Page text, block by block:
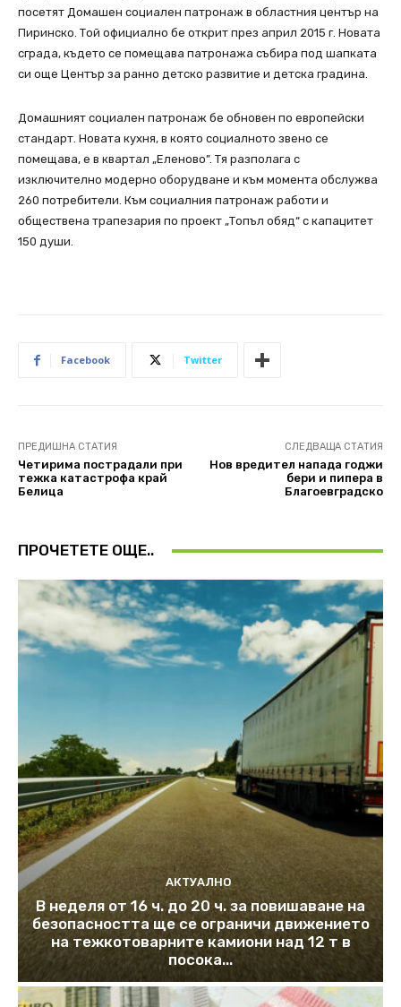
посетят Домашен социален патронаж в областния център на
Пиринско. Той официално бе открит през април 2015 г. Новата
сграда, където се помещава патронажа събира под шапката
си още Център за ранно детско развитие и детска градина.
Домашният социален патронаж бе обновен по европейски
стандарт. Новата кухня, в която социалното звено се
помещава, е в квартал „Еленово”. Тя разполага с
изключително модерно оборудване и към момента обслужва
260 потребители. Към социалния патронаж работи и
обществена трапезария по проект „Топъл обяд“ с капацитет
150 души.
Facebook Twitter
ПРЕДИШНА СТАТИЯ
Четирима пострадали при
тежка катастрофа край
Белица
СЛЕДВАЩА СТАТИЯ
Нов вредител напада годжи
бери и пипера в
Благоевградско
ПРОЧЕТЕТЕ ОЩЕ..
АКТУАЛНО
В неделя от 16 ч. до 20 ч. за повишаване на
безопасността ще се ограничи движението
на тежкотоварните камиони над 12 т в
посока...